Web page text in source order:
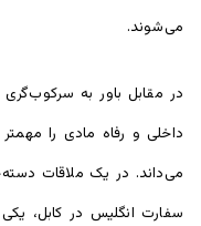
می‌شوند.
در مقابل باور به
داخلی و رفاه مادی را
می‌داند. در یک ملاقات
سفارت انگلیس در کابل،